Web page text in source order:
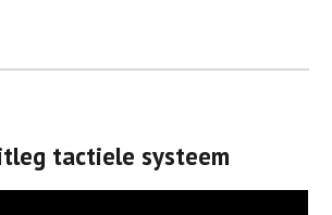
tactiele systeem